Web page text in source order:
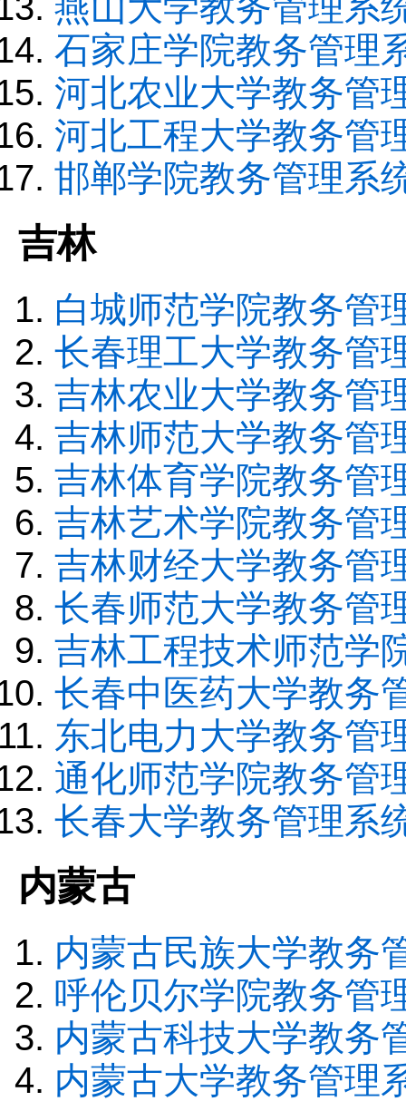
石家庄学院教务管理
河北农业大学教务管
河北工程大学教务管
邯郸学院教务管理系
吉林
白城师范学院教务管
长春理工大学教务管
吉林农业大学教务管
吉林师范大学教务管
吉林体育学院教务管
吉林艺术学院教务管
吉林财经大学教务管
长春师范大学教务管
吉林工程技术师范学
长春中医药大学教务
东北电力大学教务管
通化师范学院教务管
长春大学教务管理系
内蒙古
内蒙古民族大学教务
呼伦贝尔学院教务管
内蒙古科技大学教务
内蒙古大学教务管理